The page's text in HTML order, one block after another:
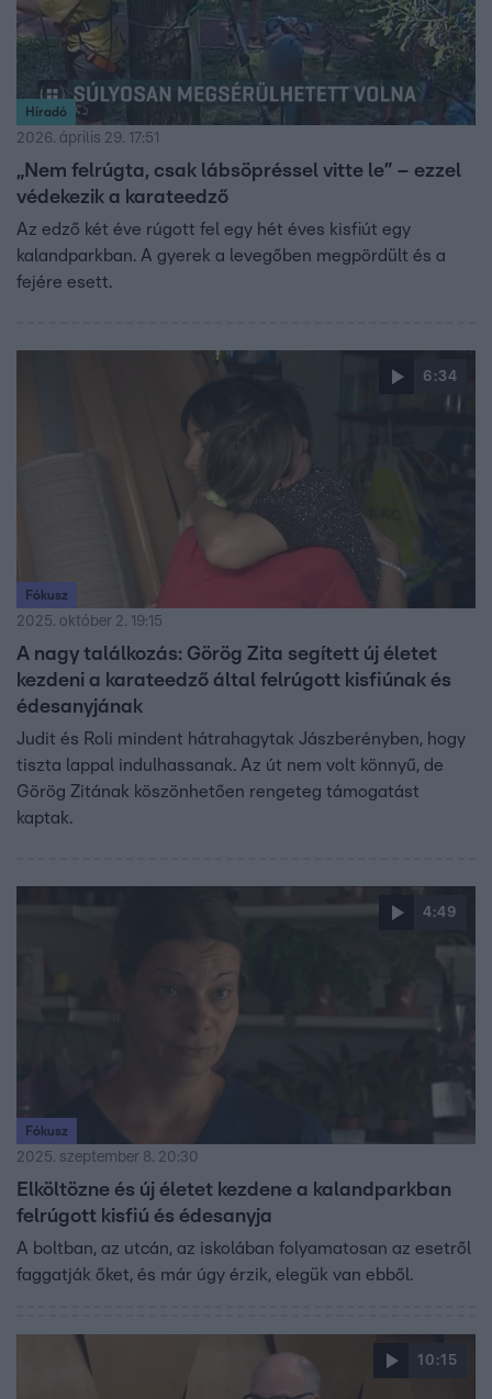
Híradó
2026. április 29. 17:51
„Nem felrúgta, csak lábsöpréssel vitte le” – ezzel
védekezik a karateedző
Az edző két éve rúgott fel egy hét éves kisfiút egy
kalandparkban. A gyerek a levegőben megpördült és a
fejére esett.
6:34
Fókusz
2025. október 2. 19:15
A nagy találkozás: Görög Zita segített új életet
kezdeni a karateedző által felrúgott kisfiúnak és
édesanyjának
Judit és Roli mindent hátrahagytak Jászberényben, hogy
tiszta lappal indulhassanak. Az út nem volt könnyű, de
Görög Zitának köszönhetően rengeteg támogatást
kaptak.
4:49
Fókusz
2025. szeptember 8. 20:30
Elköltözne és új életet kezdene a kalandparkban
felrúgott kisfiú és édesanyja
A boltban, az utcán, az iskolában folyamatosan az esetről
faggatják őket, és már úgy érzik, elegük van ebből.
10:15